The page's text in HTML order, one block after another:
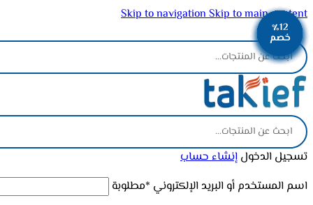
Skip to navigationSkip to main content
ADD ANYTHING HERE OR JUST REMOVE IT…
تسجيل الدخول إنشاء حساب
اسم المستخدم أو البريد الإلكتروني *مطلوبة
٪13
خصم
٪11
خصم
٪2
خصم
٪12
خصم
٪11
خصم
٪11
خصم
٪12
خصم
٪13
خصم
٪12
خصم